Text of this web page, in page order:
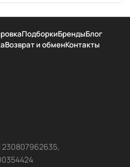
ПодборкиБрендыБлог
Возврат и обменКонтакты